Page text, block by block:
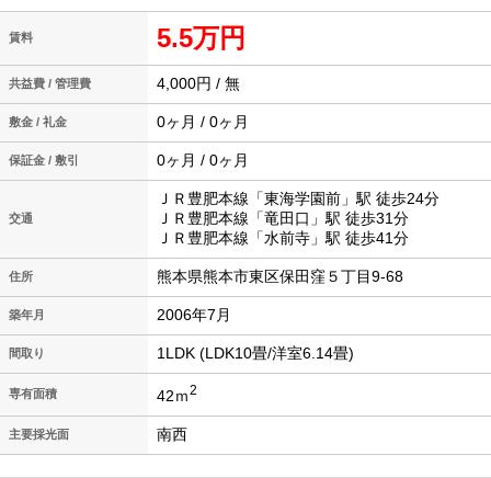
賃料 5.5万円
共益費 / 管理費 4,000円 / 無
敷金 / 礼金 0ヶ月 / 0ヶ月
保証金 / 敷引 0ヶ月 / 0ヶ月
交通
ＪＲ豊肥本線「東海学園前」駅 徒歩24分
ＪＲ豊肥本線「竜田口」駅 徒歩31分
ＪＲ豊肥本線「水前寺」駅 徒歩41分
住所 熊本県熊本市東区保田窪５丁目9-68
築年月 2006年7月
間取り 1LDK (LDK10畳/洋室6.14畳)
専有面積 42ｍ2
主要採光面 南西